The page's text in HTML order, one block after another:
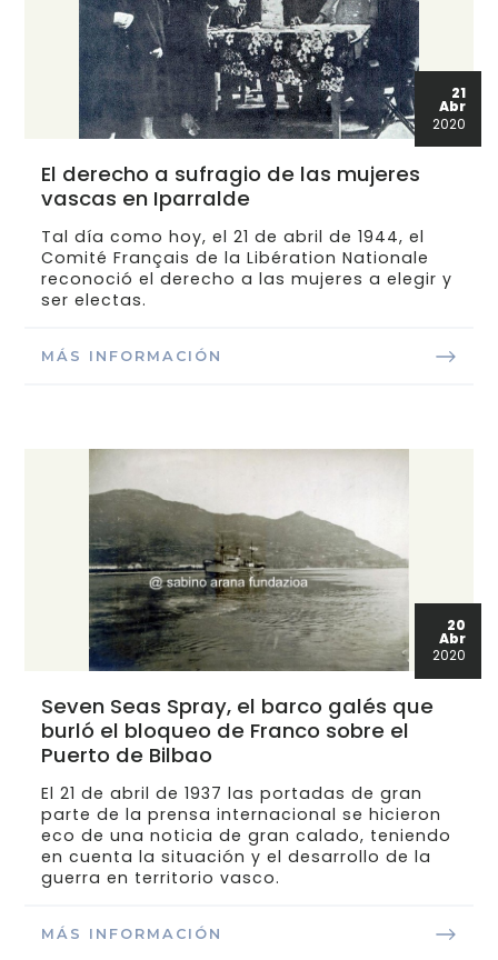
21
Abr
2020
El derecho a sufragio de las mujeres
vascas en Iparralde
Tal día como hoy, el 21 de abril de 1944, el
Comité Français de la Libération Nationale
reconoció el derecho a las mujeres a elegir y
ser electas.
MÁS INFORMACIÓN
20
Abr
2020
Seven Seas Spray, el barco galés que
burló el bloqueo de Franco sobre el
Puerto de Bilbao
El 21 de abril de 1937 las portadas de gran
parte de la prensa internacional se hicieron
eco de una noticia de gran calado, teniendo
en cuenta la situación y el desarrollo de la
guerra en territorio vasco.
MÁS INFORMACIÓN